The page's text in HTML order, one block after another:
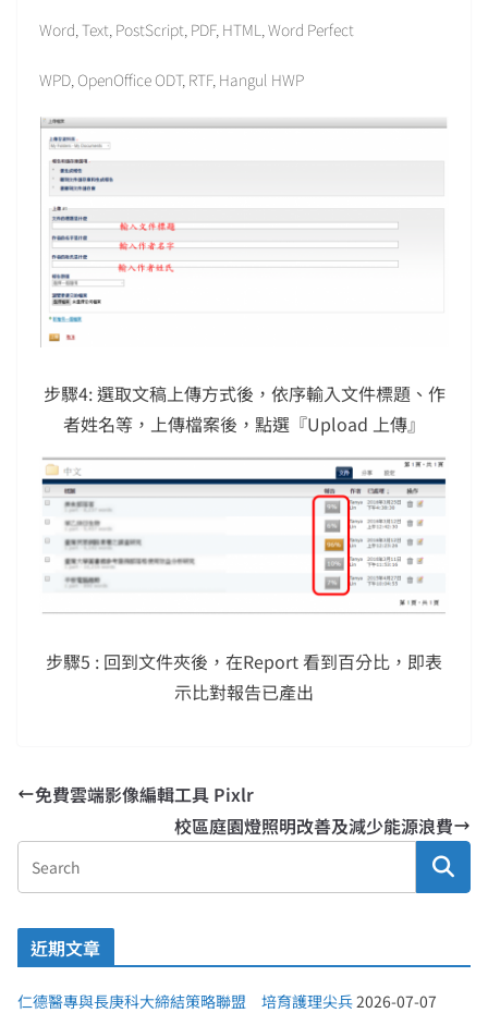
Word, Text, PostScript, PDF, HTML, Word Perfect
WPD, OpenOffice ODT, RTF, Hangul HWP
步驟4: 選取文稿上傳方式後，依序輸入文件標題、作
者姓名等，上傳檔案後，點選『Upload 上傳』
步驟5 : 回到文件夾後，在Report 看到百分比，即表
示比對報告已產出
免費雲端影像編輯工具 Pixlr
校區庭園燈照明改善及減少能源浪費
近期文章
仁德醫專與長庚科大締結策略聯盟 培育護理尖兵2026-07-07